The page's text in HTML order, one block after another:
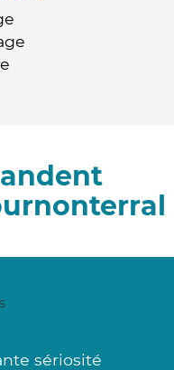
sériosité